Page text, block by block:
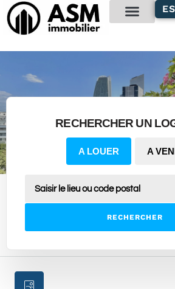
principal
RECHERCHER UN
A LOUER A
RECHERCHER